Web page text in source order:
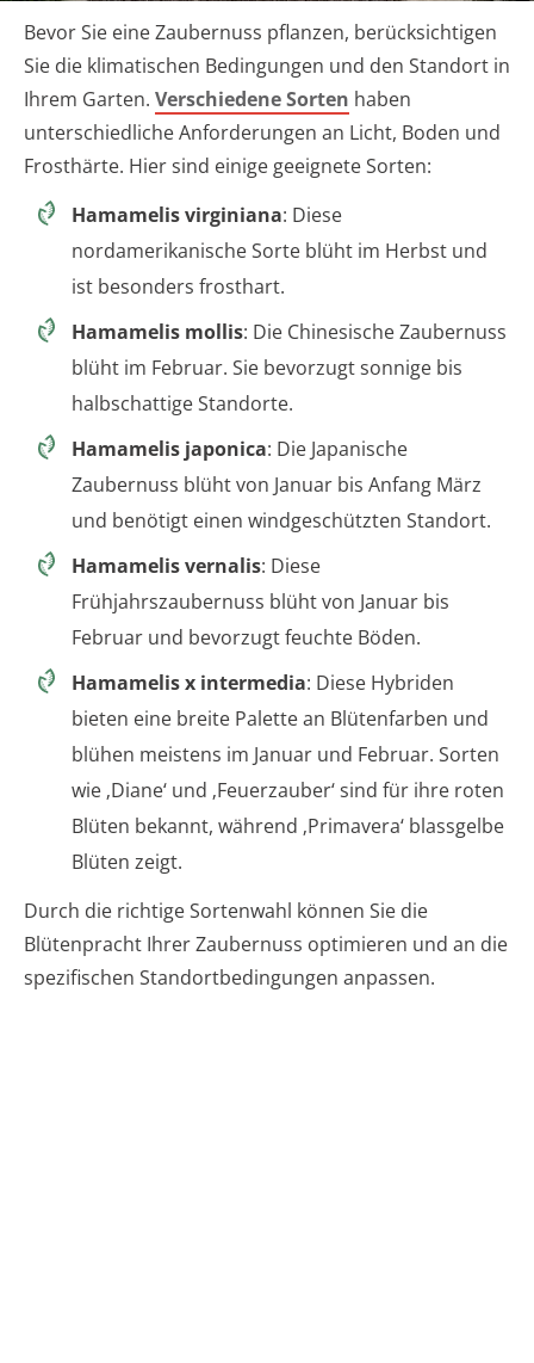
Bevor Sie eine Zaubernuss pflanzen, berücksichtigen
Sie die klimatischen Bedingungen und den Standort in
Ihrem Garten. Verschiedene Sorten haben
unterschiedliche Anforderungen an Licht, Boden und
Frosthärte. Hier sind einige geeignete Sorten:
Hamamelis virginiana: Diese
nordamerikanische Sorte blüht im Herbst und
ist besonders frosthart.
Hamamelis mollis: Die Chinesische Zaubernuss
blüht im Februar. Sie bevorzugt sonnige bis
halbschattige Standorte.
Hamamelis japonica: Die Japanische
Zaubernuss blüht von Januar bis Anfang März
und benötigt einen windgeschützten Standort.
Hamamelis vernalis: Diese
Frühjahrszaubernuss blüht von Januar bis
Februar und bevorzugt feuchte Böden.
Hamamelis x intermedia: Diese Hybriden
bieten eine breite Palette an Blütenfarben und
blühen meistens im Januar und Februar. Sorten
wie ‚Diane‘ und ‚Feuerzauber‘ sind für ihre roten
Blüten bekannt, während ‚Primavera‘ blassgelbe
Blüten zeigt.
Durch die richtige Sortenwahl können Sie die
Blütenpracht Ihrer Zaubernuss optimieren und an die
spezifischen Standortbedingungen anpassen.